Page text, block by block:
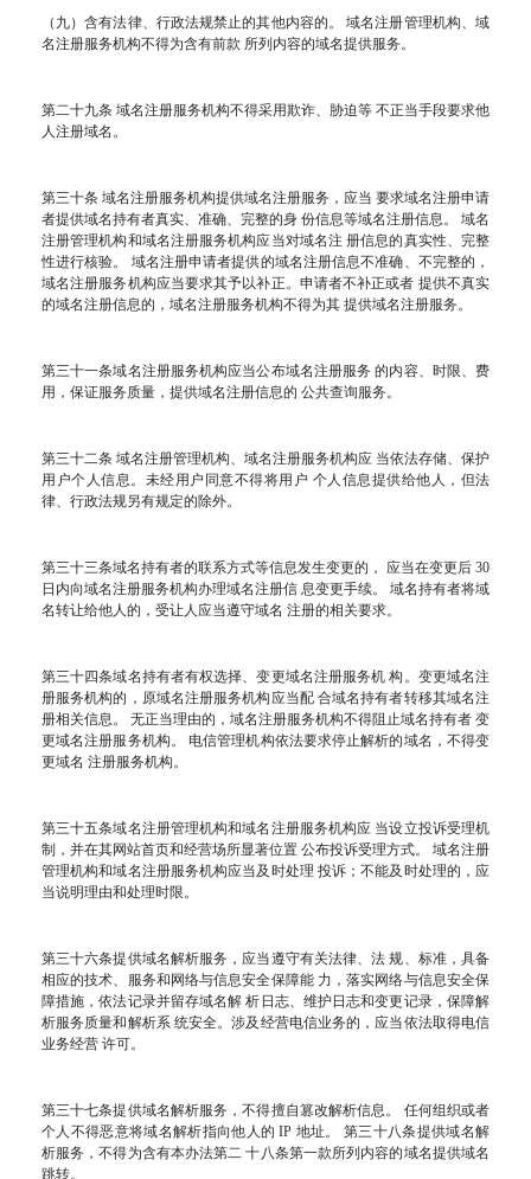
（九）含有法律、行政法规禁止的其他内容的。 域名注册管理机构、域
名注册服务机构不得为含有前款 所列内容的域名提供服务。
第二十九条 域名注册服务机构不得采用欺诈、胁迫等 不正当手段要求他
人注册域名。
第三十条 域名注册服务机构提供域名注册服务，应当 要求域名注册申请
者提供域名持有者真实、准确、完整的身 份信息等域名注册信息。 域名
注册管理机构和域名注册服务机构应当对域名注 册信息的真实性、完整
性进行核验。 域名注册申请者提供的域名注册信息不准确、不完整的，
域名注册服务机构应当要求其予以补正。申请者不补正或者 提供不真实
的域名注册信息的，域名注册服务机构不得为其 提供域名注册服务。
第三十一条域名注册服务机构应当公布域名注册服务 的内容、时限、费
用，保证服务质量，提供域名注册信息的 公共查询服务。
第三十二条 域名注册管理机构、域名注册服务机构应 当依法存储、保护
用户个人信息。未经用户同意不得将用户 个人信息提供给他人，但法
律、行政法规另有规定的除外。
第三十三条域名持有者的联系方式等信息发生变更的， 应当在变更后 30
日内向域名注册服务机构办理域名注册信 息变更手续。 域名持有者将域
名转让给他人的，受让人应当遵守域名 注册的相关要求。
第三十四条域名持有者有权选择、变更域名注册服务机 构。变更域名注
册服务机构的，原域名注册服务机构应当配 合域名持有者转移其域名注
册相关信息。 无正当理由的，域名注册服务机构不得阻止域名持有者 变
更域名注册服务机构。 电信管理机构依法要求停止解析的域名，不得变
更域名 注册服务机构。
第三十五条域名注册管理机构和域名注册服务机构应 当设立投诉受理机
制，并在其网站首页和经营场所显著位置 公布投诉受理方式。 域名注册
管理机构和域名注册服务机构应当及时处理 投诉；不能及时处理的，应
当说明理由和处理时限。
第三十六条提供域名解析服务，应当遵守有关法律、法 规、标准，具备
相应的技术、服务和网络与信息安全保障能 力，落实网络与信息安全保
障措施，依法记录并留存域名解 析日志、维护日志和变更记录，保障解
析服务质量和解析系 统安全。涉及经营电信业务的，应当依法取得电信
业务经营 许可。
第三十七条提供域名解析服务，不得擅自篡改解析信息。 任何组织或者
个人不得恶意将域名解析指向他人的 IP 地址。 第三十八条提供域名解
析服务，不得为含有本办法第二 十八条第一款所列内容的域名提供域名
跳转。